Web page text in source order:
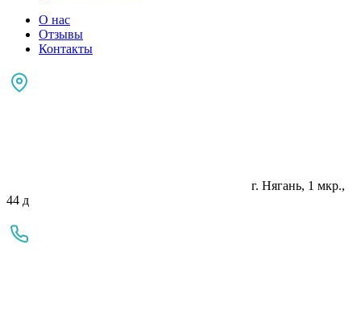
О нас
Отзывы
Контакты
г. Нягань, 1 мкр.,
44 д